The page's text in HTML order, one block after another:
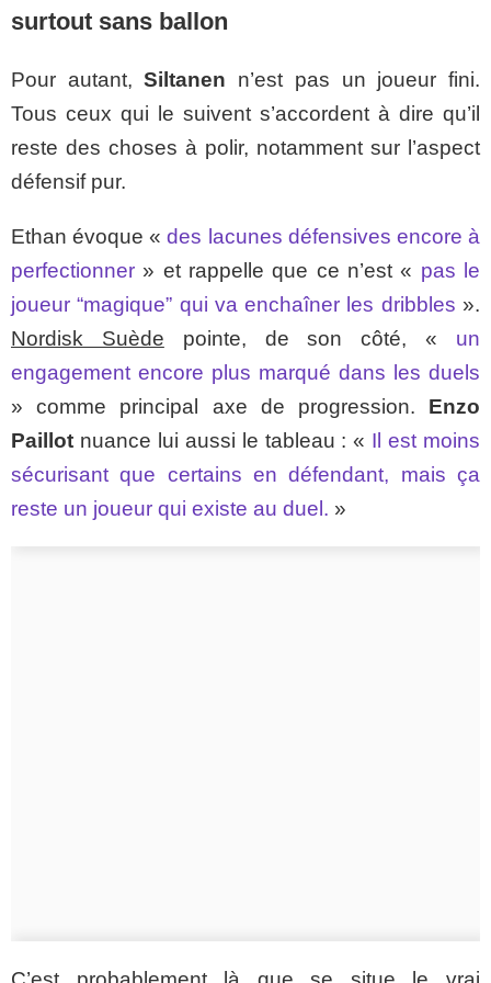
surtout sans ballon
Pour autant,Siltanen n’est pas un joueur fini.
Tous ceux qui le suivent s’accordent à dire qu’il
reste des choses à polir, notamment sur l’aspect
défensif pur.
Ethan évoque «des lacunes défensives encore à
perfectionner » et rappelle que ce n’est « pas le
joueur “magique” qui va enchaîner les dribbles ».
Nordisk Suède pointe, de son côté, « un
engagement encore plus marqué dans les duels
» comme principal axe de progression. Enzo
Paillot nuance lui aussi le tableau : « Il est moins
sécurisant que certains en défendant, mais ça
reste un joueur qui existe au duel. »